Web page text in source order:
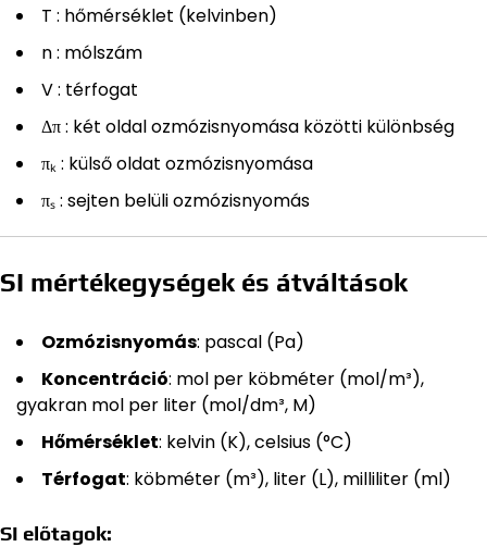
T : hőmérséklet (kelvinben)
n : mólszám
V : térfogat
Δπ : két oldal ozmózisnyomása közötti különbség
πₖ : külső oldat ozmózisnyomása
πₛ : sejten belüli ozmózisnyomás
SI mértékegységek és átváltások
Ozmózisnyomás: pascal (Pa)
Koncentráció: mol per köbméter (mol/m³),
gyakran mol per liter (mol/dm³, M)
Hőmérséklet: kelvin (K), celsius (°C)
Térfogat: köbméter (m³), liter (L), milliliter (ml)
SI előtagok: